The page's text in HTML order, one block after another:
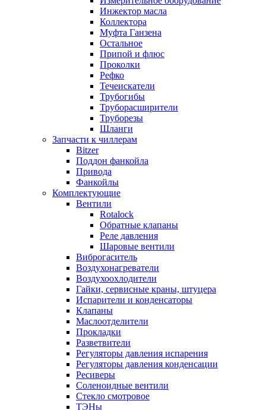
Инжектор масла
Коллектора
Муфта Ганзена
Остальное
Припой и флюс
Проколки
Рефко
Течеискатели
Трубогибы
Труборасширители
Труборезы
Шланги
Запчасти к чиллерам
Bitzer
Поддон фанкойла
Привода
Фанкойлы
Комплектующие
Вентили
Rotalock
Обратные клапаны
Реле давления
Шаровые вентили
Виброгаситель
Воздухонагреватели
Воздухоохлодители
Гайки, сервисные краны, штуцера
Испарители и конденсаторы
Клапаны
Маслоотделители
Прокладки
Разветвители
Регуляторы давления испарения
Регуляторы давления конденсации
Ресиверы
Соленоидные вентили
Стекло смотровое
ТЭНы